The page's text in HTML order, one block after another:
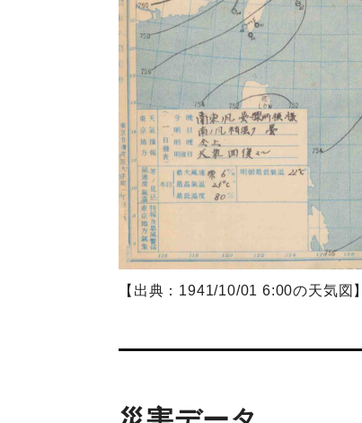
【出典：1941/10/01 6:00の天気図】